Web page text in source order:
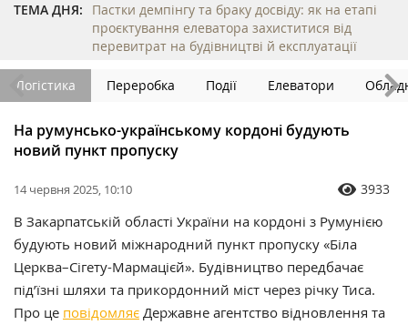
ТЕМА ДНЯ:
Пастки демпінгу та браку досвіду: як на етапі
проєктування елеватора захиститися від
перевитрат на будівництві й експлуатації
Логістика Переробка Події Елеватори
На румунсько-українському кордоні будують
новий пункт пропуску
14 червня 2025, 10:10 3933
В Закарпатській області України на кордоні з Румунією
будують новий міжнародний пункт пропуску «Біла
Церква–Сігету-Мармацієй». Будівництво передбачає
під’їзні шляхи та прикордонний міст через річку Тиса.
Про це повідомляє Державне агентство відновлення та